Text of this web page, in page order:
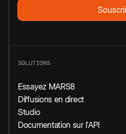
SOLUTIONS
Essayez MARS8
Diffusions en direct
Studio
Documentation sur l'API